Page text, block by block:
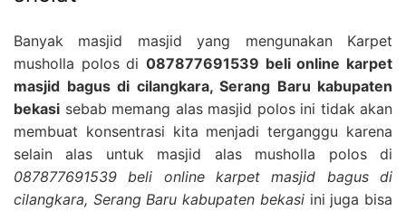
Banyak masjid masjid yang mengunakan Karpet
musholla polos di 087877691539 beli online karpet
masjid bagus di cilangkara, Serang Baru kabupaten
bekasi sebab memang alas masjid polos ini tidak akan
membuat konsentrasi kita menjadi terganggu karena
selain alas untuk masjid alas musholla polos di
087877691539 beli online karpet masjid bagus di
cilangkara, Serang Baru kabupaten bekasiini juga bisa